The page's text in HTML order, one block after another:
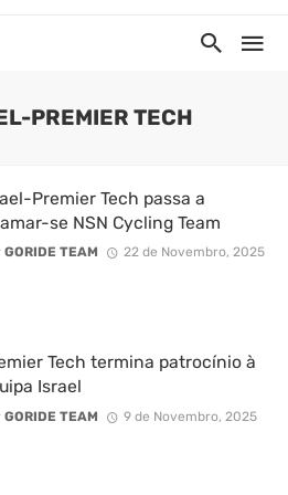
PREMIER TECH
Premier Tech passa a
se NSN Cycling Team
GORIDE TEAM 22 de Novembro, 2025
Tech termina patrocínio à
Israel
GORIDE TEAM 9 de Novembro, 2025